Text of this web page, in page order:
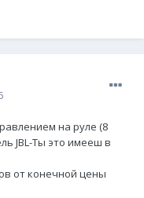
на руле (8
JBL-Ты это имееш в
от конечной цены